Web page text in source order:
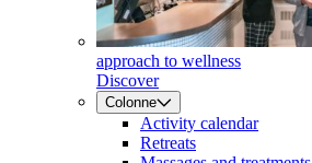
approach to wellness
Discover
Colonne
Activity calendar
Retreats